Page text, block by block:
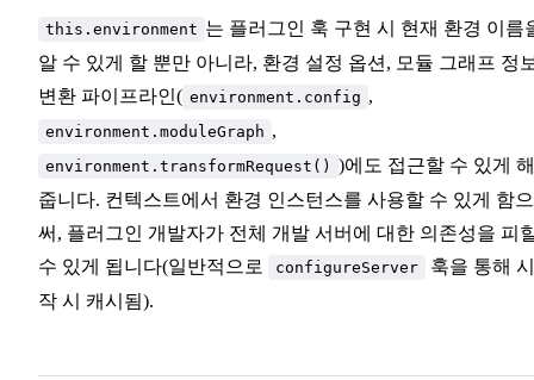
this.environment 는 플러그인 훅 구현 시 현재 환경 이름
알 수 있게 할 뿐만 아니라, 환경 설정 옵션, 모듈 그래프 정
변환 파이프라인( environment.config ,
environment.moduleGraph ,
environment.transformRequest() )에도 접근할 수 있게 해
줍니다. 컨텍스트에서 환경 인스턴스를 사용할 수 있게 함
써, 플러그인 개발자가 전체 개발 서버에 대한 의존성을 피
수 있게 됩니다(일반적으로
configureServer
훅을 통해 시
작 시 캐시됨).